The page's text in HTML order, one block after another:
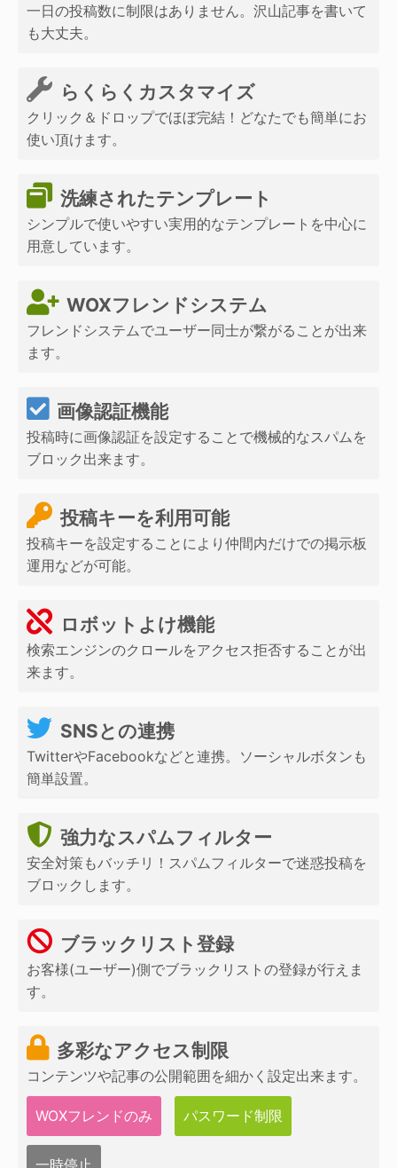
一日の投稿数に制限はありません。沢山記事を書いて
も大丈夫。
らくらくカスタマイズ
クリック＆ドロップでほぼ完結！どなたでも簡単にお
使い頂けます。
洗練されたテンプレート
シンプルで使いやすい実用的なテンプレートを中心に
用意しています。
WOXフレンドシステム
フレンドシステムでユーザー同士が繋がることが出来
ます。
画像認証機能
投稿時に画像認証を設定することで機械的なスパムを
ブロック出来ます。
投稿キーを利用可能
投稿キーを設定することにより仲間内だけでの掲示板
運用などが可能。
ロボットよけ機能
検索エンジンのクロールをアクセス拒否することが出
来ます。
SNSとの連携
TwitterやFacebookなどと連携。ソーシャルボタンも
簡単設置。
強力なスパムフィルター
安全対策もバッチリ！スパムフィルターで迷惑投稿を
ブロックします。
ブラックリスト登録
お客様(ユーザー)側でブラックリストの登録が行えま
す。
多彩なアクセス制限
コンテンツや記事の公開範囲を細かく設定出来ます。
WOXフレンドのみ パスワード制限
一時停止